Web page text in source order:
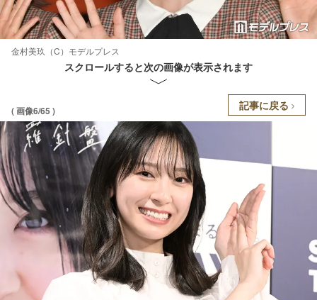
金村美玖（C）モデルプレス
スクロールすると次の画像が表示されます
( 画像6/65 ) 記事に戻る